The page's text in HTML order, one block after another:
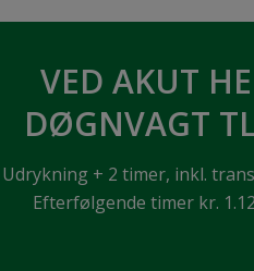
VED AKUT
DØGNVAGT
Udrykning + 2 timer, inkl.
Efterfølgende timer kr.